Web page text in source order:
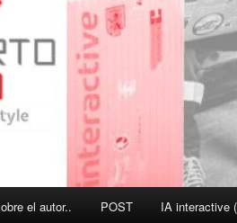
el autor.. POST IA interactive